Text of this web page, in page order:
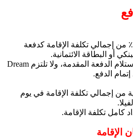
▸ لتأكيد الحجز، يجب دفع 35٪ من إجمالي تكلفة الإقامة كدفعة
أو البطاقة الائتمانية.
▸ لا يعتبر الحجز مؤكدًا قبل استلام الدفعة المقدمة، ولا تلتزم Dream
65٪ المتبقية من إجمالي تكلفة الإقامة في يوم
كامل تكلفة الإقامة.
الإقامة